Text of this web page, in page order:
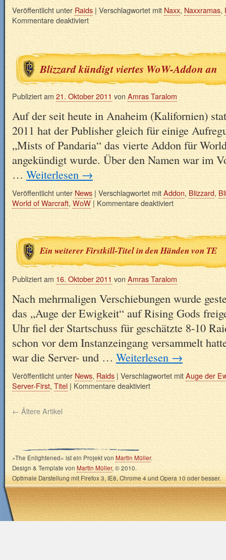
Veröffentlicht unter Raids | Verschlagwortet mit Naxx, Naxxramas,
Kommentare deaktiviert
Blizzard kündigt viertes WoW-Addon an
Publiziert am 21. Oktober 2011 von Amras Taralom
Auf der seit heute in Anaheim (Kalifornien)
2011 hat der Publisher gleich für einige
„Mists of Pandaria“ das vierte Addon für
angekündigt wurde. Über den Namen war im
…Weiterlesen →
Veröffentlicht unter News | Verschlagwortet mitAddon,Blizzard,
World of Warcraft,WoW | Kommentare deaktiviert
Ein weiterer Firstkill-Titel in den Händen von TE
Publiziert am 16. Oktober 2011 von Amras Taralom
Nach mehrmaligen Verschiebungen wurde
das „Auge der Ewigkeit“ auf Rising Gods
Uhr fiel der Startschuss für geschätzte 8-10
schon vor dem Instanzeingang versammelt
war die Server- und …Weiterlesen→
Veröffentlicht unterNews, Raids | Verschlagwortet mitAuge der
Server-First, Titel | Kommentare deaktiviert
← Ältere Artikel
»The Enlightened« ist ein Projekt vonMartin Müller.
Design & Template vonMartin Müller, © 2010.
Optimale Darstellung mit Firefox 3, IE8, Chrome 4 und Opera 10 oder besser.